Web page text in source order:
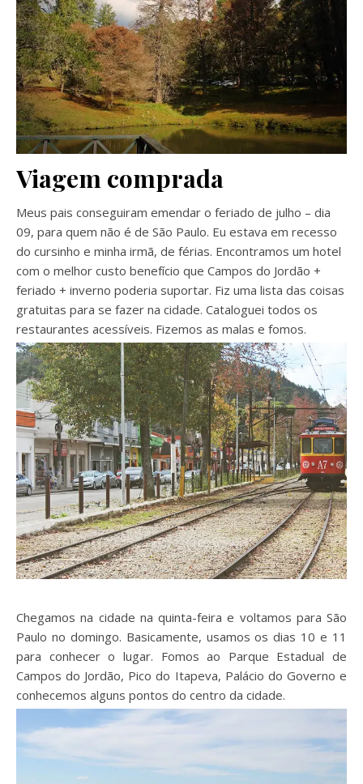
Viagem comprada
Meus pais conseguiram emendar o feriado de julho – dia
09, para quem não é de São Paulo. Eu estava em recesso
do cursinho e minha irmã, de férias. Encontramos um hotel
com o melhor custo benefício que Campos do Jordão +
feriado + inverno poderia suportar. Fiz uma lista das coisas
gratuitas para se fazer na cidade. Cataloguei todos os
restaurantes acessíveis. Fizemos as malas e fomos.
Chegamos na cidade na quinta-feira e voltamos para São
Paulo no domingo. Basicamente, usamos os dias 10 e 11
para conhecer o lugar. Fomos ao Parque Estadual de
Campos do Jordão, Pico do Itapeva, Palácio do Governo e
conhecemos alguns pontos do centro da cidade.